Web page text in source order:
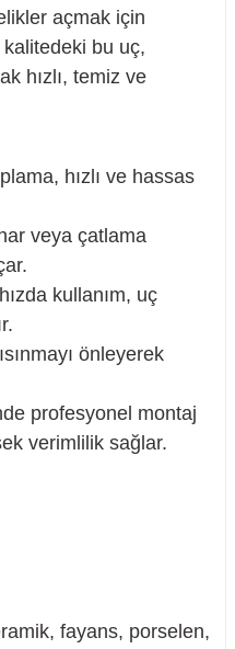
açmak için
kalitedeki bu uç,
hızlı, temiz ve
hızlı ve hassas
veya çatlama
kullanım, uç
önleyerek
profesyonel montaj
verimlilik sağlar.
fayans, porselen,